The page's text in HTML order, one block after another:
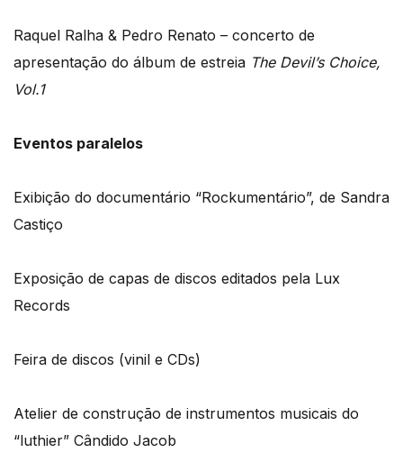
Raquel Ralha & Pedro Renato – concerto de
apresentação do álbum de estreia The Devil’s Choice,
Vol.1
Eventos paralelos
Exibição do documentário “Rockumentário”, de Sandra
Castiço
Exposição de capas de discos editados pela Lux
Records
Feira de discos (vinil e CDs)
Atelier de construção de instrumentos musicais do
“luthier” Cândido Jacob